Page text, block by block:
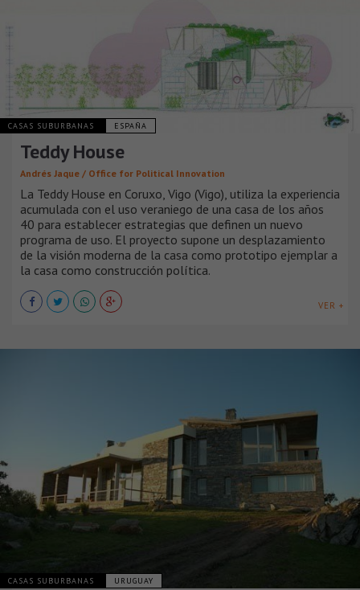
CASAS SUBURBANAS ESPAÑA
Teddy House
Andrés Jaque / Office for Political Innovation
La Teddy House en Coruxo, Vigo (Vigo), utiliza la experiencia
acumulada con el uso veraniego de una casa de los años
40 para establecer estrategias que definen un nuevo
programa de uso. El proyecto supone un desplazamiento
de la visión moderna de la casa como prototipo ejemplar a
la casa como construcción política.
VER +
CASAS SUBURBANAS URUGUAY